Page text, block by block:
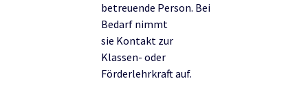
betreuende Person. Bei
Bedarf nimmt
sie Kontakt zur
Klassen- oder
Förderlehrkraft auf.